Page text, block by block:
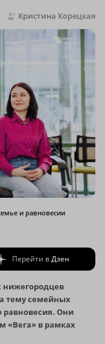
Кристина Корецкая
и равновесии
Перейти вДзен
тему семейных
равновесия. Они
«Вега» в рамках